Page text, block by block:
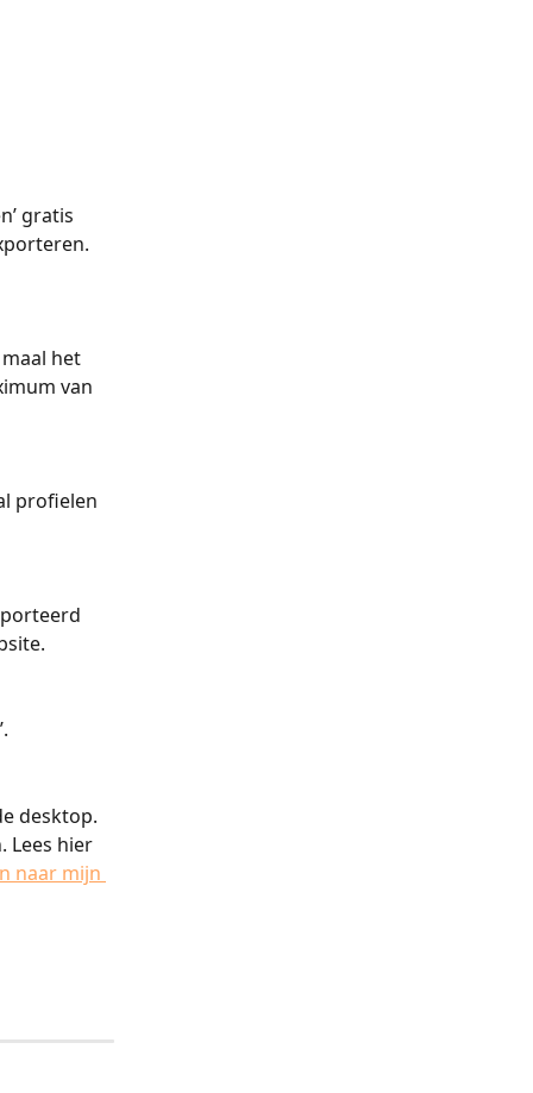
gratis
het
van
profielen
desktop.
Lees hier
naar mijn